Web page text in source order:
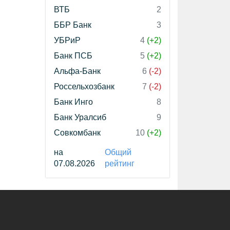
ВТБ
2
ББР Банк
3
УБРиР
4 (+2)
Банк ПСБ
5 (+2)
Альфа-Банк
6 (-2)
Россельхозбанк
7 (-2)
Банк Инго
8
Банк Уралсиб
9
Совкомбанк
10 (+2)
на
07.08.2026
Общий
рейтинг